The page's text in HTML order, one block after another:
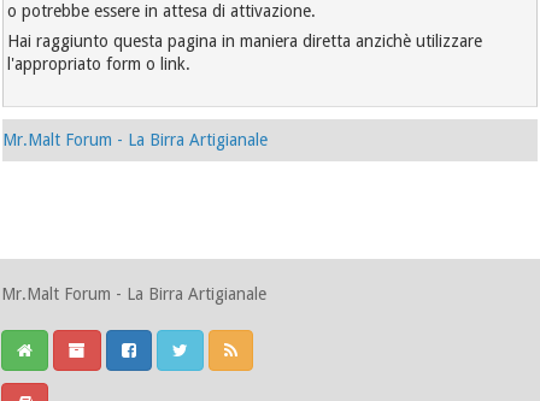
o potrebbe essere in attesa di attivazione.
Hai raggiunto questa pagina in maniera diretta anzichè utilizzare
l'appropriato form o link.
Mr.Malt Forum - La Birra Artigianale
Mr.Malt Forum - La Birra Artigianale